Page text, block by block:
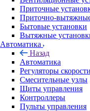
Приточные
Приточно-
Бытовые установки
Вытяжные
Автоматика
Назад
Автоматика
Регуляторы скорости
Смесительные узлы
Щиты управления
Контроллеры
Пульты управления